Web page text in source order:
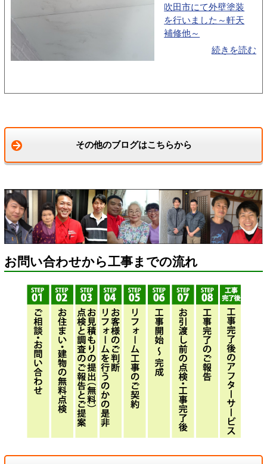
吹田市にて外壁塗装
を行いました～軒天
補修他～
続きを読む
その他のブログはこちらから
お問い合わせから工事までの流れ